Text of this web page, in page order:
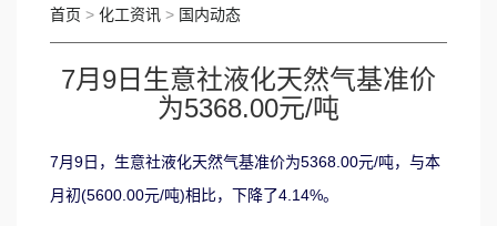
首页 > 化工资讯 > 国内动态
7月9日生意社液化天然气基准价
为5368.00元/吨
7月9日，生意社液化天然气基准价为5368.00元/吨，与本
月初(5600.00元/吨)相比，下降了4.14%。